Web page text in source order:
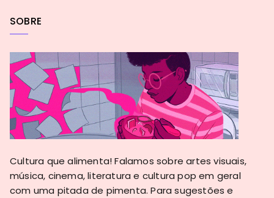
SOBRE
Cultura que alimenta! Falamos sobre artes visuais,
música, cinema, literatura e cultura pop em geral
com uma pitada de pimenta. Para sugestões e